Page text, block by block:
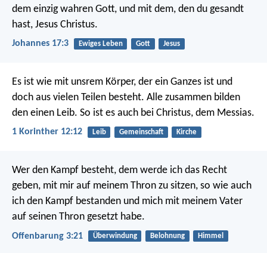
dem einzig wahren Gott, und mit dem, den du gesandt
hast, Jesus Christus.
Johannes 17:3 Ewiges Leben Gott Jesus
Es ist wie mit unsrem Körper, der ein Ganzes ist und
doch aus vielen Teilen besteht. Alle zusammen bilden
den einen Leib. So ist es auch bei Christus, dem Messias.
1 Korinther 12:12 Leib Gemeinschaft Kirche
Wer den Kampf besteht, dem werde ich das Recht
geben, mit mir auf meinem Thron zu sitzen, so wie auch
ich den Kampf bestanden und mich mit meinem Vater
auf seinen Thron gesetzt habe.
Offenbarung 3:21 Überwindung Belohnung Himmel